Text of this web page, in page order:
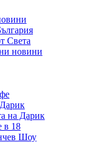
Света
новини
на Дарик
в 18
Шоу